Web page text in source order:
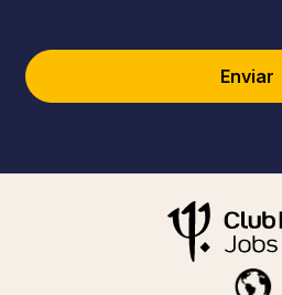
Enviar